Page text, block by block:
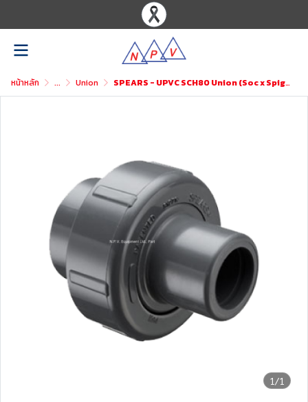
หน้าหลัก ... Union SPEARS - UPVC SCH80 Union (Soc x Spigot)
1/1